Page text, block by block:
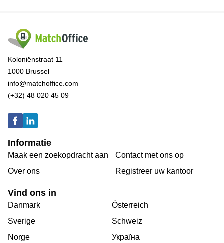
Koloniënstraat 11
1000 Brussel
info@matchoffice.com
(+32) 48 020 45 09
Informatie
Maak een zoekopdracht aan
Over ons
Contact met ons op
Registreer uw kantoor
Vind ons in
Danmark
Sverige
Norge
Österreich
Schweiz
Україна